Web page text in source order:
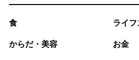
食 ライ
からだ・美容 お金